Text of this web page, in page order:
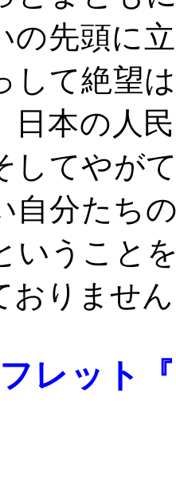
の先頭に
して絶望
日本の人
してやが
自分たち
いうこと
おりませ
レット